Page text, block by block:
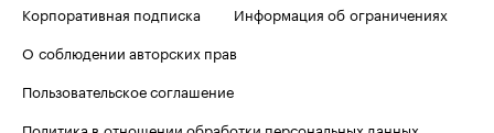
Корпоративная подписка
Информация об ограничениях
О соблюдении авторских прав
Пользовательское соглашение
Политика в отношении обработки персональных данных